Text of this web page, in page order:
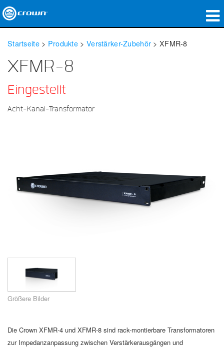
Anwendungen
Support
Startseite> Produkte > Verstärker-Zubehör >XFMR-8
XFMR-8
Eingestellt
Acht-Kanal-Transformator
Größere Bilder
Die Crown XFMR-4 und XFMR-8 sind rack-montierbare Transformatoren
zur Impedanzanpassung zwischen Verstärkerausgängen und